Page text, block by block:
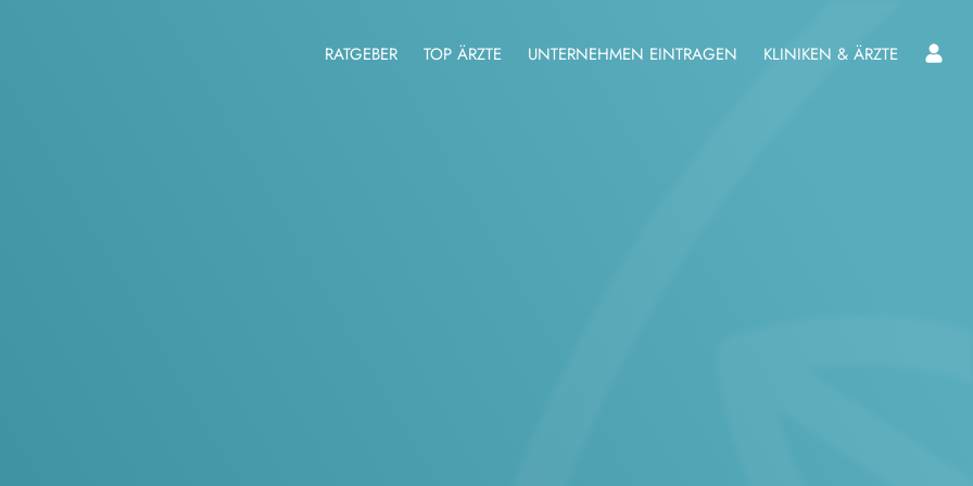
RATGEBER TOP ÄRZTE UNTERNEHMEN EINTRAGEN KLINIKEN & ÄRZTE